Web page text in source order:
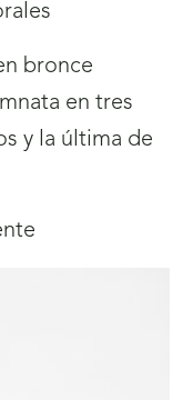
bronce
en tres
y la última de